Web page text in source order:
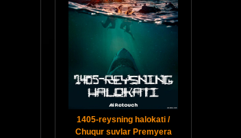
1405-reysning halokati /
Chuqur suvlar Premyera